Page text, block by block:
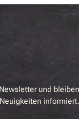
und
informiert.